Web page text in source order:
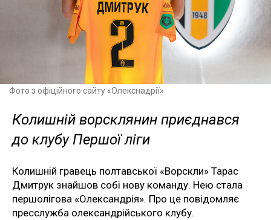
Фото з офіційного сайту «Олекснадрії»
Колишній ворсклянин приєднався
до клубу Першої ліги
Колишній гравець полтавської «Ворскли» Тарас
Дмитрук знайшов собі нову команду. Нею стала
першолігова «Олександрія». Про це повідомляє
пресслужба олександрійського клубу.